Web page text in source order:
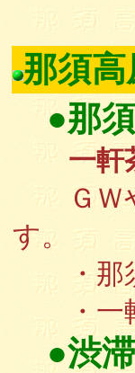
那須
●那
一軒
ＧＷや
す。
・那須
・一軒
●渋